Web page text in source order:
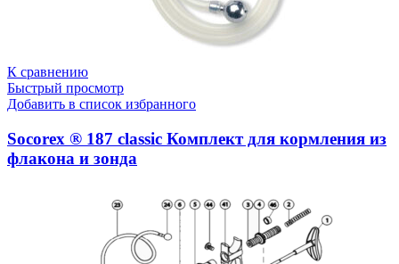
К сравнению
Быстрый просмотр
Добавить в список избранного
Socorex ® 187 classic Комплект для кормления из
флакона и зонда